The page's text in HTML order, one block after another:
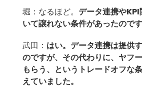
堀：なるほど。 データ連携や
いて譲れない条件があったのです
武田： はい。データ連携は提供
のですが、その代わりに、ヤフ
もらう、というトレードオフな
えていました。